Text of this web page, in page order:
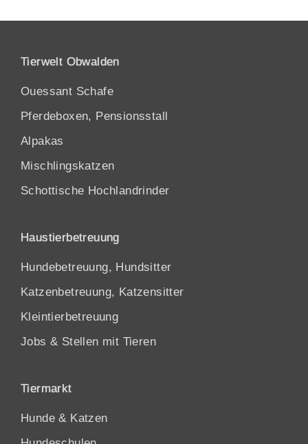
Tierwelt Obwalden
Ouessant Schafe
Pferdeboxen, Pensionsstall
Alpakas
Mischlingskatzen
Schottische Hochlandrinder
Haustierbetreuung
Hundebetreuung, Hundsitter
Katzenbetreuung, Katzensitter
Kleintierbetreuung
Jobs & Stellen mit Tieren
Tiermarkt
Hunde & Katzen